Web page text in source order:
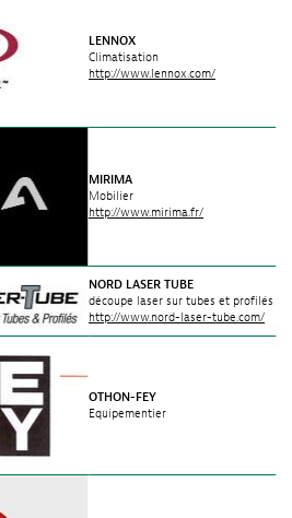
LENNOX
Climatisation
http://www.lennox.com/
MIRIMA
Mobilier
http://www.mirima.fr/
NORD LASER TUBE
découpe laser sur tubes et profilés
http://www.nord-laser-tube.com/
OTHON-FEY
Equipementier